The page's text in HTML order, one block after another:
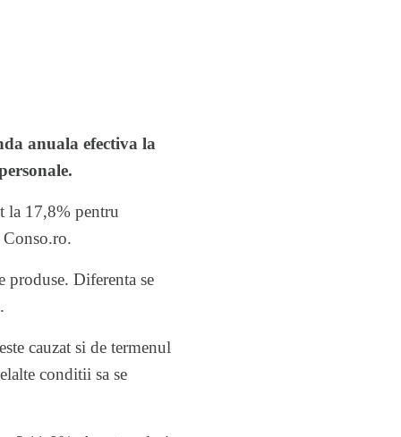
anuala efectiva la
la 17,8% pentru
produse. Diferenta se
cauzat si de termenul
conditii sa se